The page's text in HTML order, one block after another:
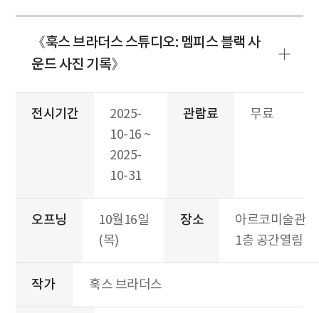
《훅스 브라더스 스튜디오: 멤피스 블랙 사
운드 사진 기록》
전시기간
2025-
10-16 ~
2025-
10-31
관람료 무료
오프닝
10월16일
(목)
장소
아르코미술관
1층 공간열림
작가 훅스 브라더스